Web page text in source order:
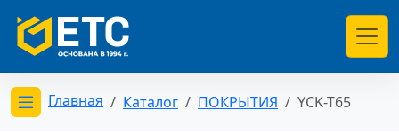
Открыть меню категорий
Главная Каталог ПОКРЫТИЯ YCK-T65